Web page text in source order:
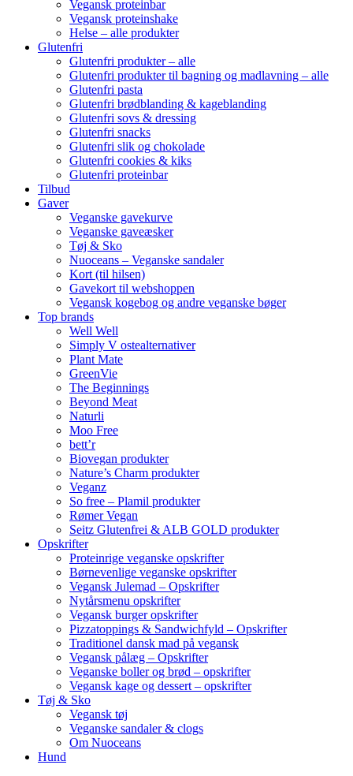
Vegansk proteinbar
Vegansk proteinshake
Helse – alle produkter
Glutenfri
Glutenfri produkter – alle
Glutenfri produkter til bagning og madlavning – alle
Glutenfri pasta
Glutenfri brødblanding & kageblanding
Glutenfri sovs & dressing
Glutenfri snacks
Glutenfri slik og chokolade
Glutenfri cookies & kiks
Glutenfri proteinbar
Tilbud
Gaver
Veganske gavekurve
Veganske gaveæsker
Tøj & Sko
Nuoceans – Veganske sandaler
Kort (til hilsen)
Gavekort til webshoppen
Vegansk kogebog og andre veganske bøger
Top brands
Well Well
Simply V ostealternativer
Plant Mate
GreenVie
The Beginnings
Beyond Meat
Naturli
Moo Free
bett’r
Biovegan produkter
Nature’s Charm produkter
Veganz
So free – Plamil produkter
Rømer Vegan
Seitz Glutenfrei & ALB GOLD produkter
Opskrifter
Proteinrige veganske opskrifter
Børnevenlige veganske opskrifter
Vegansk Julemad – Opskrifter
Nytårsmenu opskrifter
Vegansk burger opskrifter
Pizzatoppings & Sandwichfyld – Opskrifter
Traditionel dansk mad på vegansk
Vegansk pålæg – Opskrifter
Veganske boller og brød – opskrifter
Vegansk kage og dessert – opskrifter
Tøj & Sko
Vegansk tøj
Veganske sandaler & clogs
Om Nuoceans
Hund